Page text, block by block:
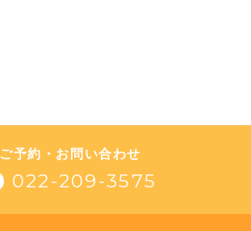
ご予約・お問い合わせ
022-209-3575